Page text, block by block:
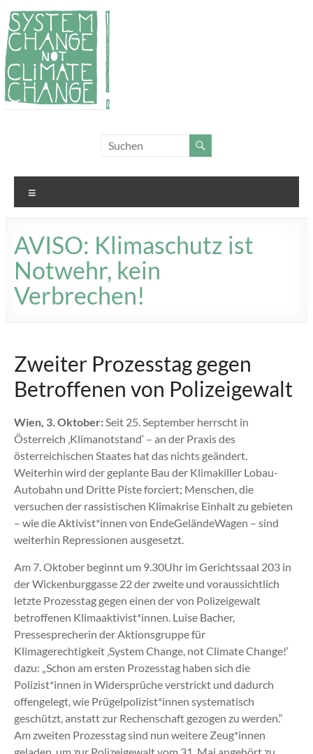
Zum
Inhalt
springen
Change!
AVISO: Klimaschutz ist
Notwehr, kein
Verbrechen!
Zweiter Prozesstag gegen
Betroffenen von Polizeigewalt
Wien, 3. Oktober:Seit 25. September herrscht in
Österreich ‚Klimanotstand‘ – an der Praxis des
österreichischen Staates hat das nichts geändert.
Weiterhin wird der geplante Bau der Klimakiller Lobau-
Autobahn und Dritte Piste forciert; Menschen, die
versuchen der rassistischen Klimakrise Einhalt zu gebieten
– wie die Aktivist*innen von EndeGeländeWagen – sind
weiterhin Repressionen ausgesetzt.
Am 7. Oktober beginnt um 9.30Uhr im Gerichtssaal 203 in
der Wickenburggasse 22 der zweite und voraussichtlich
letzte Prozesstag gegen einen der von Polizeigewalt
betroffenen Klimaaktivist*innen. Luise Bacher,
Pressesprecherin der Aktionsgruppe für
Klimagerechtigkeit ‚System Change, not Climate Change!‘
dazu: „Schon am ersten Prozesstag haben sich die
Polizist*innen in Widersprüche verstrickt und dadurch
offengelegt, wie Prügelpolizist*innen systematisch
geschützt, anstatt zur Rechenschaft gezogen zu werden.“
Am zweiten Prozesstag sind nun weitere Zeug*innen
geladen, um zur Polizeigewalt vom 31. Mai angehört zu